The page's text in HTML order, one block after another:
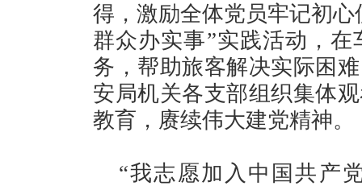
得，激励全体党员牢记初
群众办实事”实践活动，
务，帮助旅客解决实际困
安局机关各支部组织集体
教育，赓续伟大建党精神。
“我志愿加入中国共产